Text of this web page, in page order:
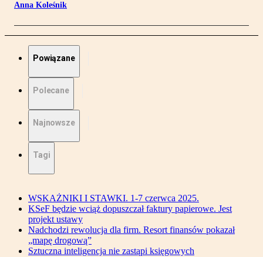
Anna Koleśnik
Powiązane
Polecane
Najnowsze
Tagi
WSKAŻNIKI I STAWKI. 1-7 czerwca 2025.
KSeF będzie wciąż dopuszczał faktury papierowe. Jest
projekt ustawy
Nadchodzi rewolucja dla firm. Resort finansów pokazał
„mapę drogową”
Sztuczna inteligencja nie zastąpi księgowych